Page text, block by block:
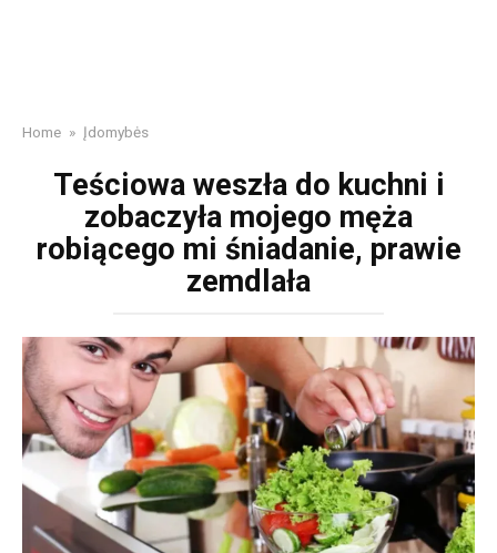
Home » Įdomybės
Teściowa weszła do kuchni i
zobaczyła mojego męża
robiącego mi śniadanie, prawie
zemdlała